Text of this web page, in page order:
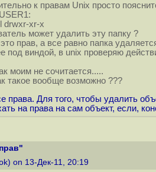
к правам Unix просто
drwxr-xr-x
может удалить эту папку ?
прав, а все равно папка
под виндой, в unix проверяю
моим не сочитается.....
такое вообще возможно ???
права. Для того, чтобы удалить
на права на сам объект, если,
on 13-Дек-11, 20:19